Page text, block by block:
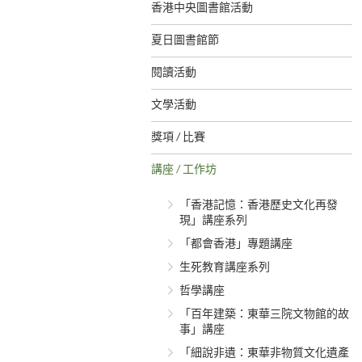
香港中央圖書館活動
夏日圖書館節
閱讀活動
文學活動
獎項 / 比賽
講座 / 工作坊
「香港記憶：香港歷史文化再發
現」講座系列
「都會香港」專題講座
生死教育講座系列
哲學講座
「百年建築：東華三院文物館的故
事」講座
「細說非遺：東華非物質文化遺產